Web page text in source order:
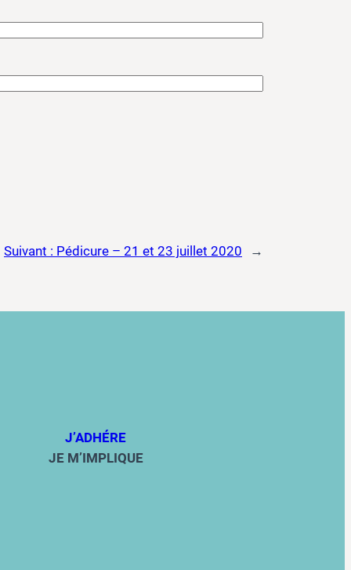
Suivant : Pédicure – 21 et 23 juillet 2020 →
J’ADHÉRE
JE M’IMPLIQUE